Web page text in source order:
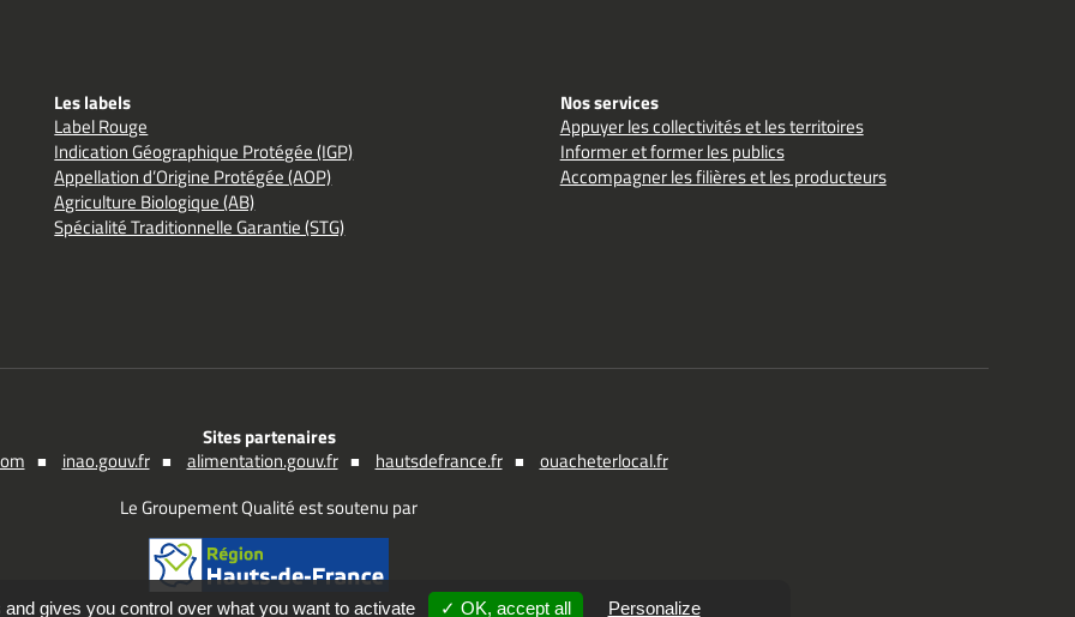
Les labels
Label Rouge
Indication Géographique Protégée (IGP)
Appellation d’Origine Protégée (AOP)
Agriculture Biologique (AB)
Spécialité Traditionnelle Garantie (STG)
Nos services
Appuyer les collectivités et les territoires
Informer et former les publics
Accompagner les filières et les producteurs
Sites partenaires
inao.gouv.fr alimentation.gouv.fr hautsdefrance.fr
ouacheterlocal.fr
Le Groupement Qualité est soutenu par
gives you control over what you want to activate ✓ OK, accept all Personalize